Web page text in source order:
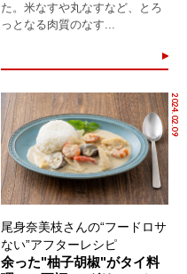
た。米なすや丸なすなど、とろ
っとなる肉質のなす...
2024.02.09
尾身奈美枝さんの“フードロサ
ない”アフターレシピ
余った"柚子胡椒"がタイ料